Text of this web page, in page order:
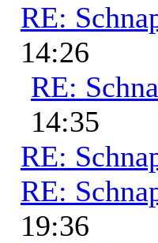
RE:
14:26
RE:
14:35
RE:
RE:
19:36